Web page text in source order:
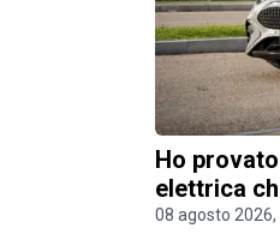
Ho
elettrica
08 agosto 2026,